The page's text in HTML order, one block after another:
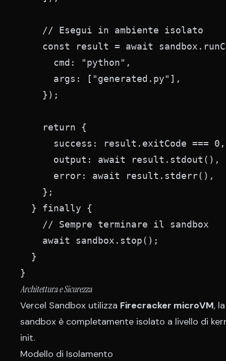
    // Esegui in ambiente isolato
const result = await
      cmd: "python",
      args: ["generated.py"],
    });
    return {
      success: result.exitCode === 0,
      output: await result.stdout(),
      error: await result.stderr(),
    };
  } finally {
    // Sempre terminare il sandbox
    await sandbox.stop();
  }
}
Architettura e Sicurezza
Vercel Sandbox utilizza Firecracker microVM,
sandbox è completamente isolato a livello di
init.
Modello di Isolamento